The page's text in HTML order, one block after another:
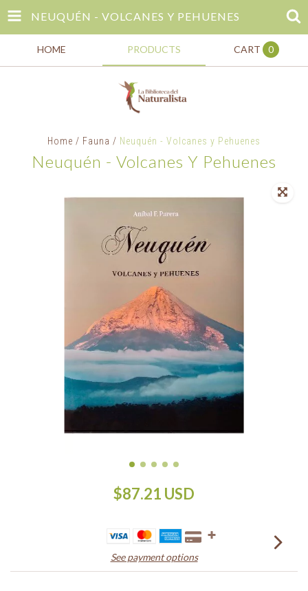
NEUQUÉN - VOLCANES Y PEHUENES
HOME PRODUCTS CART 0
Home / Fauna / Neuquén - Volcanes y Pehuenes
Neuquén - Volcanes Y Pehuenes
$87.21 USD
See payment options